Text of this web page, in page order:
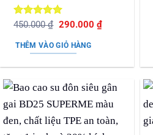
Được xếp
sao
450.000₫ Giá
là:
450.000 ₫.
290.000 ₫Giá
hiện
THÊM VÀO GIỎ HÀNG